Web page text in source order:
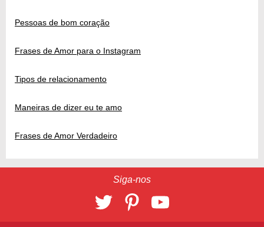
Pessoas de bom coração
Frases de Amor para o Instagram
Tipos de relacionamento
Maneiras de dizer eu te amo
Frases de Amor Verdadeiro
Siga-nos